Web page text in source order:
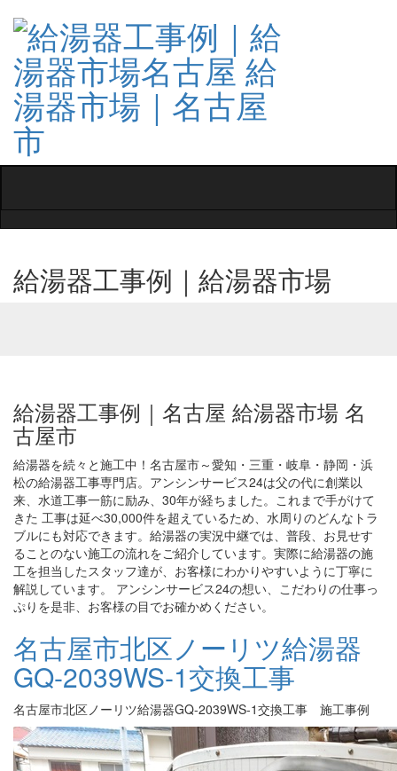
給湯器工事例｜給湯器市場
給湯器工事例｜名古屋 給湯器市場 名
古屋市
給湯器を続々と施工中！名古屋市～愛知・三重・岐阜・静岡・浜
松の給湯器工事専門店。アンシンサービス24は父の代に創業以
来、水道工事一筋に励み、30年が経ちました。これまで手がけて
きた 工事は延べ30,000件を超えているため、水周りのどんなトラ
ブルにも対応できます。給湯器の実況中継では、普段、お見せす
ることのない施工の流れをご紹介しています。実際に給湯器の施
工を担当したスタッフ達が、お客様にわかりやすいように丁寧に
解説しています。 アンシンサービス24の想い、こだわりの仕事っ
ぷりを是非、お客様の目でお確かめください。
名古屋市北区ノーリツ給湯器
GQ-2039WS-1交換工事
名古屋市北区ノーリツ給湯器GQ-2039WS-1交換工事 施工事例